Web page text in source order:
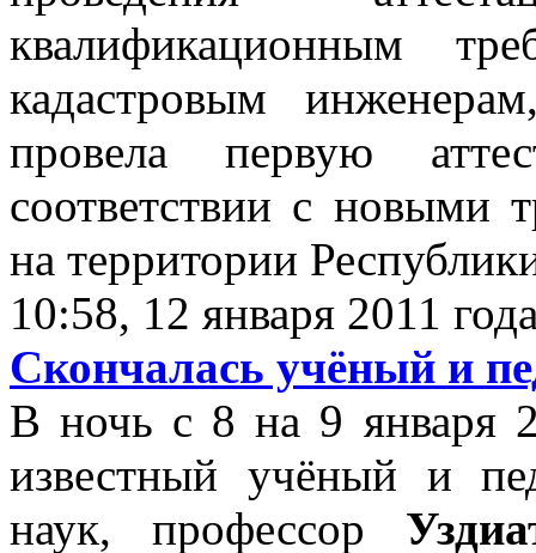
квалификационным
кадастровым
провела первую
соответствии с новыми
на территории
10:58, 12 января 2011
Скончалась учёный и
В ночь с 8 на 9 января
известный учёный и
наук, профессор